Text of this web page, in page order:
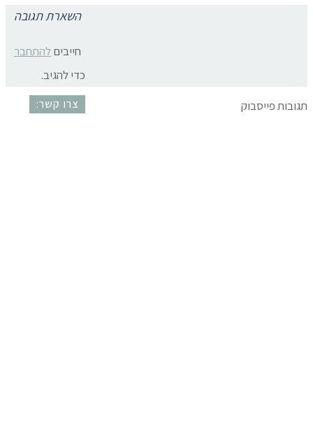
תגובות פייסבוק
השארת תגובה
חייביםלהתחבר
כדי להגיב.
צרו קשר: